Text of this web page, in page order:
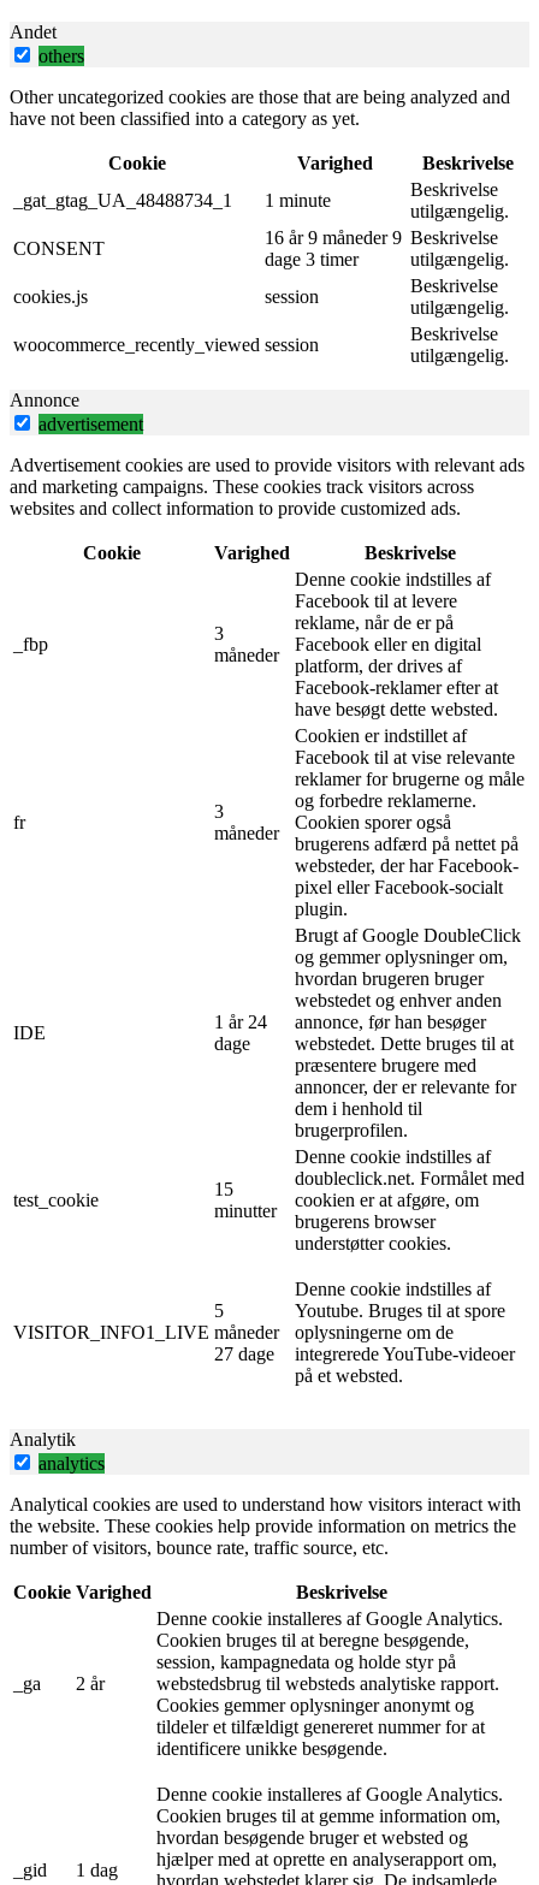
Andet
others
Other uncategorized cookies are those that are being analyzed and
have not been classified into a category as yet.
Cookie Varighed
Beskrivelse
_gat_gtag_UA_48488734_1
1 minute
Beskrivelse
utilgængelig.
CONSENT
16 år 9 måneder 9
dage 3 timer
Beskrivelse
utilgængelig.
cookies.js
session
Beskrivelse
utilgængelig.
woocommerce_recently_viewed session
Beskrivelse
utilgængelig.
Annonce
advertisement
Advertisement cookies are used to provide visitors with relevant ads
and marketing campaigns. These cookies track visitors across
websites and collect information to provide customized ads.
Cookie Varighed Beskrivelse
_fbp
3
måneder
Denne cookie indstilles af
Facebook til at levere
reklame, når de er på
Facebook eller en digital
platform, der drives af
Facebook-reklamer efter at
have besøgt dette websted.
fr
3
måneder
Cookien er indstillet af
Facebook til at vise relevante
reklamer for brugerne og måle
og forbedre reklamerne.
Cookien sporer også
brugerens adfærd på nettet på
websteder, der har Facebook-
pixel eller Facebook-socialt
plugin.
IDE
1 år 24
dage
Brugt af Google DoubleClick
og gemmer oplysninger om,
hvordan brugeren bruger
webstedet og enhver anden
annonce, før han besøger
webstedet. Dette bruges til at
præsentere brugere med
annoncer, der er relevante for
dem i henhold til
brugerprofilen.
test_cookie
15
minutter
Denne cookie indstilles af
doubleclick.net. Formålet med
cookien er at afgøre, om
brugerens browser
understøtter cookies.
VISITOR_INFO1_LIVE
5
måneder
27 dage
Denne cookie indstilles af
Youtube. Bruges til at spore
oplysningerne om de
integrerede YouTube-videoer
på et websted.
Analytik
analytics
Analytical cookies are used to understand how visitors interact with
the website. These cookies help provide information on metrics the
number of visitors, bounce rate, traffic source, etc.
Cookie Varighed Beskrivelse
_ga 2 år
Denne cookie installeres af Google Analytics.
Cookien bruges til at beregne besøgende,
session, kampagnedata og holde styr på
webstedsbrug til websteds analytiske rapport.
Cookies gemmer oplysninger anonymt og
tildeler et tilfældigt genereret nummer for at
identificere unikke besøgende.
_gid 1 dag
Denne cookie installeres af Google Analytics.
Cookien bruges til at gemme information om,
hvordan besøgende bruger et websted og
hjælper med at oprette en analyserapport om,
hvordan webstedet klarer sig. De indsamlede